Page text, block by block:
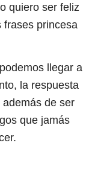
quiero ser feliz
frases princesa
llegar a
la respuesta
de ser
que jamás